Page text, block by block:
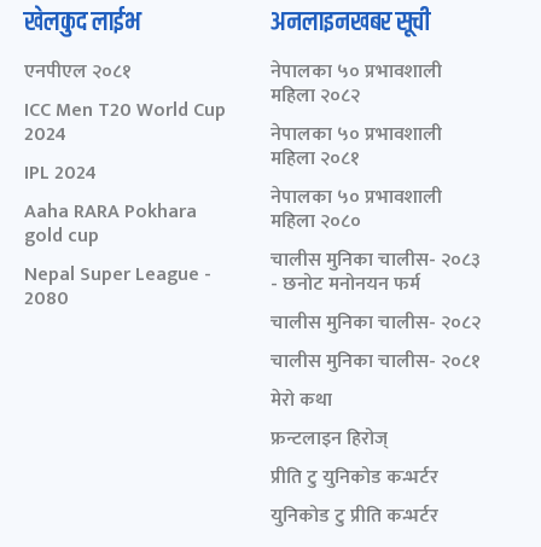
खेलकुद लाईभ
एनपीएल २०८१
ICC Men T20 World Cup
2024
IPL 2024
Aaha RARA Pokhara
gold cup
Nepal Super League -
2080
अनलाइनखबर सूची
नेपालका ५० प्रभावशाली
महिला २०८२
नेपालका ५० प्रभावशाली
महिला २०८१
नेपालका ५० प्रभावशाली
महिला २०८०
चालीस मुनिका चालीस- २०८३
- छनोट मनोनयन फर्म
चालीस मुनिका चालीस- २०८२
चालीस मुनिका चालीस- २०८१
मेरो कथा
फ्रन्टलाइन हिरोज्
प्रीति टु युनिकोड कन्भर्टर
युनिकोड टु प्रीति कन्भर्टर